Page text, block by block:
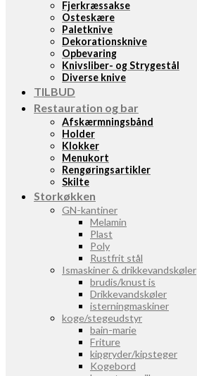
Fjerkræssakse
Osteskære
Paletknive
Dekorationsknive
Opbevaring
Knivsliber- og Strygestål
Diverse knive
TILBUD
Restauration og bar
Afskærmningsbånd
Holder
Klokker
Menukort
Rengøringsartikler
Skilte
Storkøkken
GN-kantiner
Melamin
Plast
Poly
Rustfrit stål
Ismaskiner & drikkevandskøler
brudis/knust is
Drikkevandskøler
isterningmaskiner
koge/stegeudstyr
bain-marie
Friture
kipgryder/kipsteger
Kogebord